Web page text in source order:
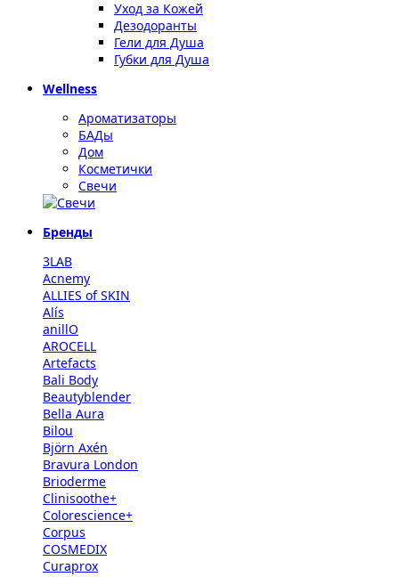
Уход за Кожей
Дезодоранты
Гели для Душа
Губки для Душа
Wellness
Ароматизаторы
БАДы
Дом
Косметички
Свечи
Бренды
3LAB
Acnemy
ALLIES of SKIN
Alís
anillO
AROCELL
Artefacts
Bali Body
Beautyblender
Bella Aura
Bilou
Björn Axén
Bravura London
Brioderme
Clinisoothe+
Colorescience+
Corpus
COSMEDIX
Curaprox